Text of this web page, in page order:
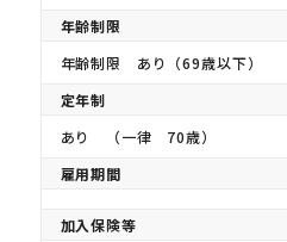
年齢制限
年齢制限 あり（69歳以下）
定年制
あり （一律 70歳）
雇用期間
加入保険等